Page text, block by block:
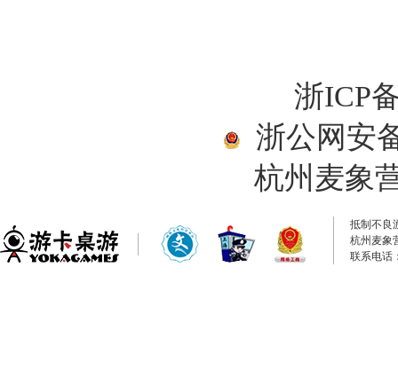
浙ICP
浙公网安
杭州麦象
抵制不良
杭州麦象
联系电话